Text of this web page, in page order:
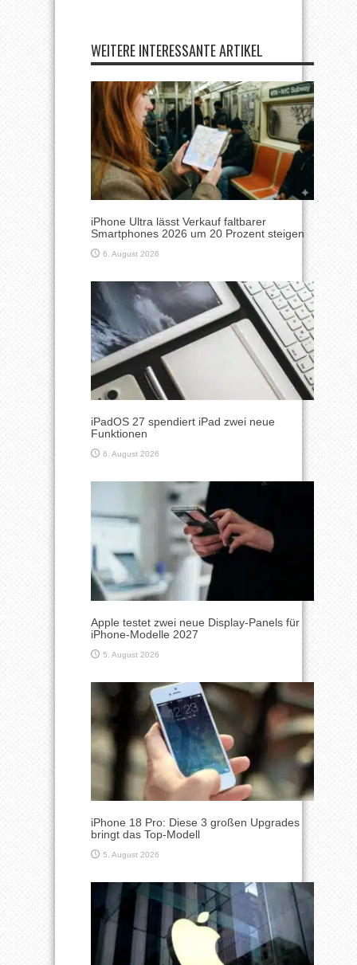
WEITERE INTERESSANTE ARTIKEL
iPhone Ultra lässt Verkauf faltbarer
Smartphones 2026 um 20 Prozent steigen
6. August 2026
iPadOS 27 spendiert iPad zwei neue
Funktionen
6. August 2026
Apple testet zwei neue Display-Panels für
iPhone-Modelle 2027
5. August 2026
iPhone 18 Pro: Diese 3 großen Upgrades
bringt das Top-Modell
5. August 2026